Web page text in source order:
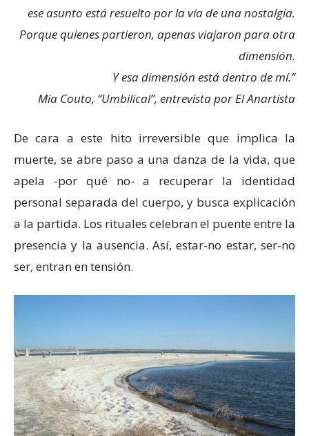
ese asunto está resuelto por la vía de una nostalgia.
Porque quienes partieron, apenas viajaron para otra
dimensión.
Y esa dimensión está dentro de mí.”
Mia Couto, “Umbilical”, entrevista por El Anartista
De cara a este hito irreversible que implica la
muerte, se abre paso a una danza de la vida, que
apela -por qué no- a recuperar la identidad
personal separada del cuerpo, y busca explicación
a la partida. Los rituales celebran el puente entre la
presencia y la ausencia. Así, estar-no estar, ser-no
ser, entran en tensión.